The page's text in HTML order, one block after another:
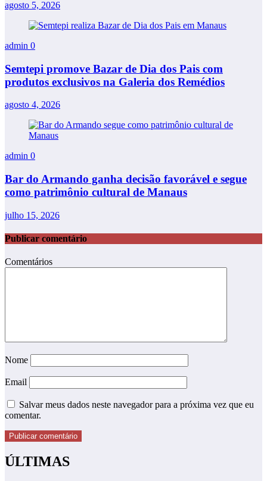
agosto 5, 2026
admin 0
Semtepi promove Bazar de Dia dos Pais com
produtos exclusivos na Galeria dos Remédios
agosto 4, 2026
admin 0
Bar do Armando ganha decisão favorável e segue
como patrimônio cultural de Manaus
julho 15, 2026
Publicar comentário
Comentários
Nome
Email
Salvar meus dados neste navegador para a próxima vez que eu
comentar.
ÚLTIMAS